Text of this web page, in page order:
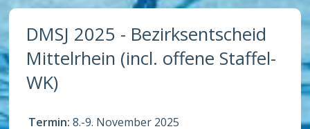
DMSJ 2025 - Bezirksentscheid
Mittelrhein (incl. offene Staffel-
WK)
Termin: 8.-9. November 2025